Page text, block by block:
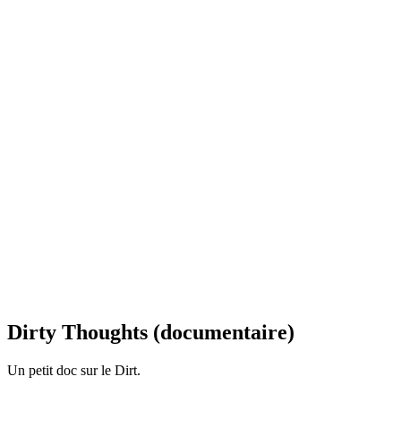
Dirty Thoughts (documentaire)
Un petit doc sur le Dirt.